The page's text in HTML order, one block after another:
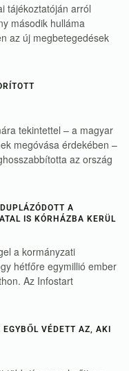
tájékoztatóján arról
második hulláma
az új megbetegedések
tekintettel – a magyar
megóvása érdekében –
az ország
A
IS KÓRHÁZBA KERÜL
a kormányzati
hétfőre egymillió ember
Az Infostart
EGYBŐL VÉDETT AZ, AKI